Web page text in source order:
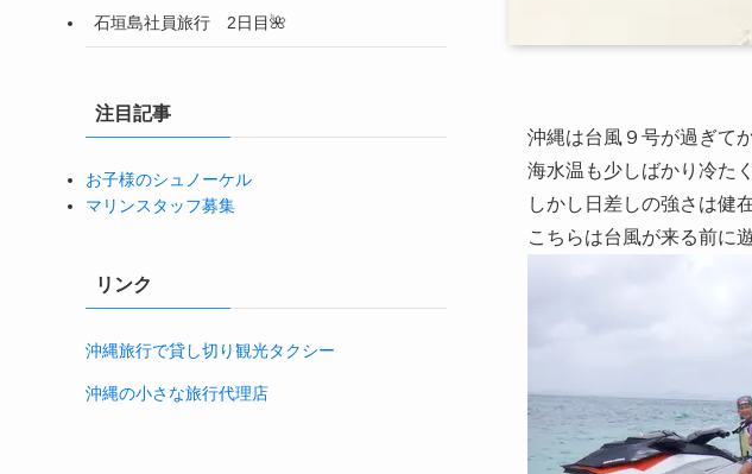
沖縄は台風９号が過ぎて
海水温も少しばかり冷た
しかし日差しの強さは健
こちらは台風が来る前に
石垣島社員旅行 2日目🌺
注目記事
お子様のシュノーケル
マリンスタッフ募集
リンク
沖縄旅行で貸し切り観光タクシー
沖縄の小さな旅行代理店